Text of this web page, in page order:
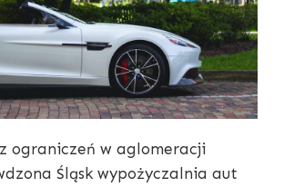
ograniczeń w aglomeracji
Śląsk wypożyczalnia aut